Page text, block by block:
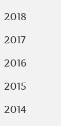
2018
2017
2016
2015
2014